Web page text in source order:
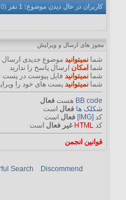
کاربران در حال دیدن موضوع: 1 نفر (0 عضو و 1 مهمان)
مجوز های ارسال و ویرایش
شما نمیتوانیدموضوع جدیدی ارسال
شما امکانارسال پاسخ را ندارید
شما نمیتوانیدفایل پیوست در پست
شما نمیتوانیدپست های خود را
BB code هست فعال
شکلک ها فعال است
کد [IMG] فعال است
کد HTML غیر فعال است
قوانین انجمن
Search
Discommend